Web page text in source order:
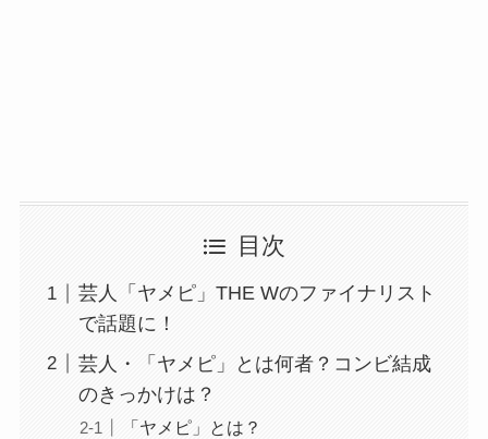
目次
芸人「ヤメピ」THE Wのファイナリスト
で話題に！
芸人・「ヤメピ」とは何者？コンビ結成
のきっかけは？
「ヤメピ」とは？